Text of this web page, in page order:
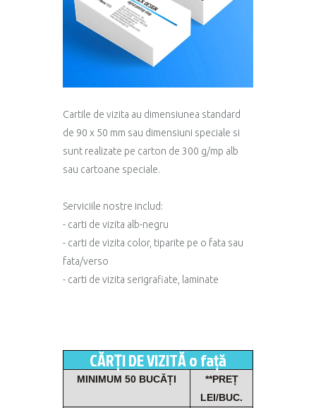
Cartile de vizita au dimensiunea standard
de 90 x 50 mm sau dimensiuni speciale si
sunt realizate pe carton de 300 g/mp alb
sau cartoane speciale.
Serviciile nostre includ:
- carti de vizita alb-negru
- carti de vizita color, tiparite pe o fata sau
fata/verso
- carti de vizita serigrafiate, laminate
CĂRȚI DE VIZITĂ o față
MINIMUM 50 BUCĂȚI
**PREȚ
LEI/BUC.